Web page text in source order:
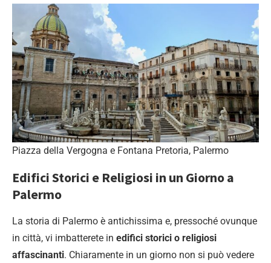
Piazza della Vergogna e Fontana Pretoria, Palermo
Edifici Storici e Religiosi in un Giorno a
Palermo
La storia di Palermo è antichissima e, pressoché ovunque
in città, vi imbatterete in edifici storici o religiosi
affascinanti. Chiaramente in un giorno non si può vedere